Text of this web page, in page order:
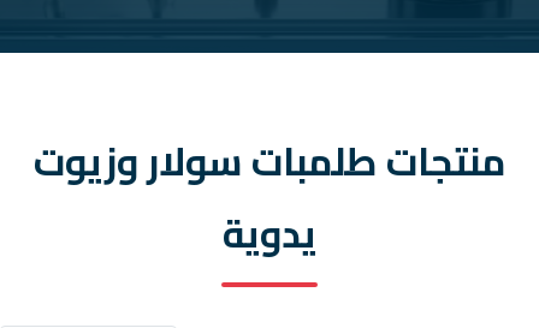
منتجات طلمبات سولار وزيوت
يدوية